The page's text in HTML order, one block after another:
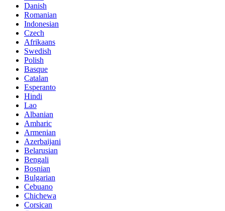
Danish
Romanian
Indonesian
Czech
Afrikaans
Swedish
Polish
Basque
Catalan
Esperanto
Hindi
Lao
Albanian
Amharic
Armenian
Azerbaijani
Belarusian
Bengali
Bosnian
Bulgarian
Cebuano
Chichewa
Corsican